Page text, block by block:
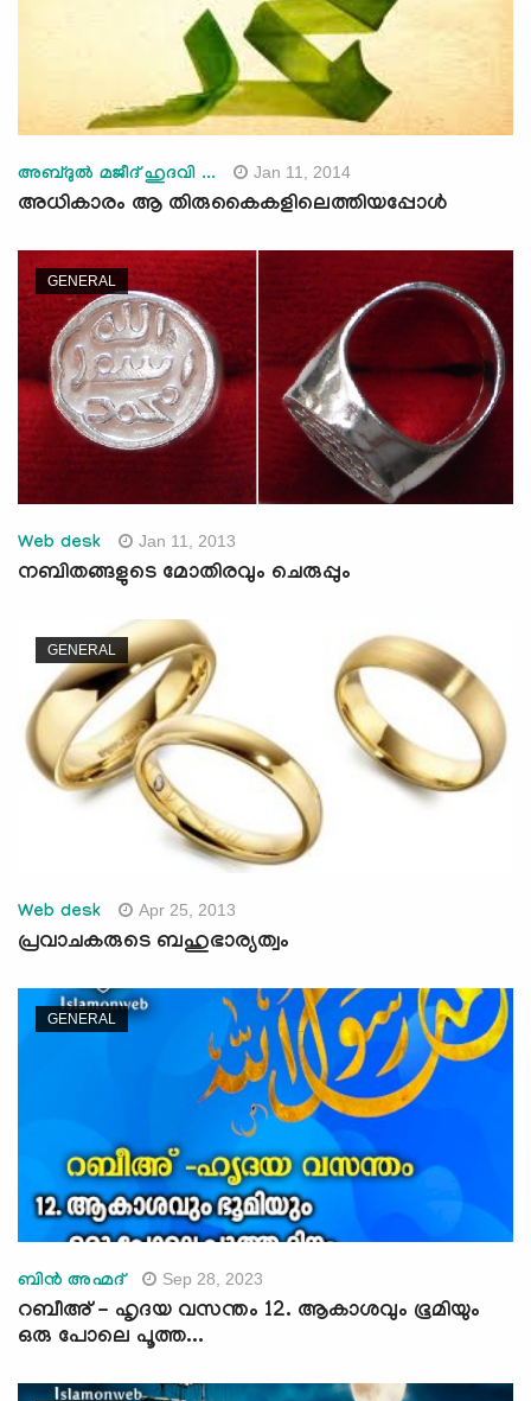
അബ്ദുല്‍ മജീദ് ഹുദവി ... Jan 11, 2014
അധികാരം ആ തിരുകൈകളിലെത്തിയപ്പോള്‍
GENERAL
Web desk Jan 11, 2013
നബിതങ്ങളുടെ മോതിരവും ചെരുപ്പും
GENERAL
Web desk Apr 25, 2013
പ്രവാചകരുടെ ബഹുഭാര്യത്വം
GENERAL
ബിന്‍ അഹ്മദ് Sep 28, 2023
റബീഅ് - ഹൃദയ വസന്തം 12. ആകാശവും ഭൂമിയും
ഒരു പോലെ പൂത്ത...